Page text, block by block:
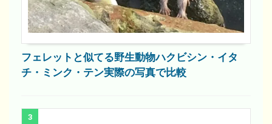
フェレットと似てる野生動物ハクビシン・イタ
チ・ミンク・テン実際の写真で比較
3